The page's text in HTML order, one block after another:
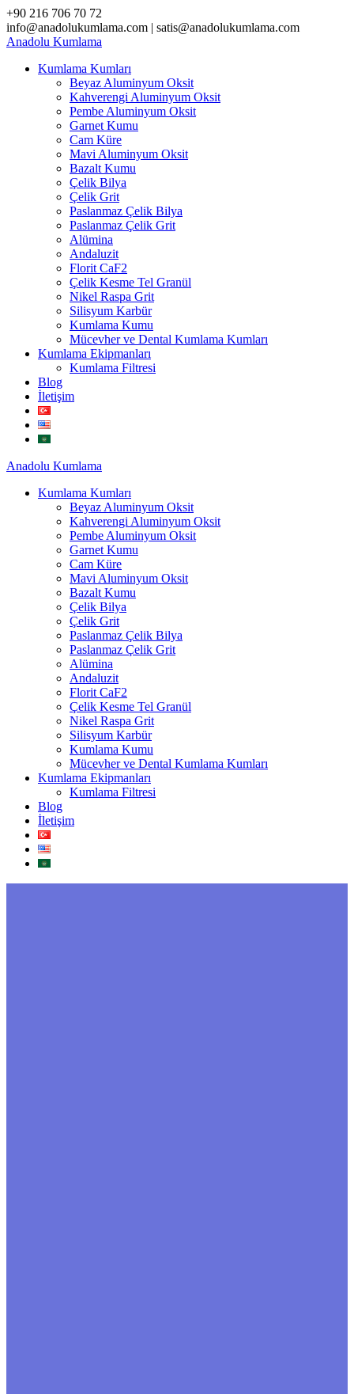
Skip
to
content
+90 216 706 70 72
info@anadolukumlama.com | satis@anadolukumlama.com
Anadolu Kumlama
Kumlama Kumları
Beyaz Aluminyum Oksit
Kahverengi Aluminyum Oksit
Pembe Aluminyum Oksit
Garnet Kumu
Cam Küre
Mavi Aluminyum Oksit
Bazalt Kumu
Çelik Bilya
Çelik Grit
Paslanmaz Çelik Bilya
Paslanmaz Çelik Grit
Alümina
Andaluzit
Florit CaF2
Çelik Kesme Tel Granül
Nikel Raspa Grit
Silisyum Karbür
Kumlama Kumu
Mücevher ve Dental Kumlama Kumları
Kumlama Ekipmanları
Kumlama Filtresi
Blog
İletişim
Anadolu Kumlama
Kumlama Kumları
Beyaz Aluminyum Oksit
Kahverengi Aluminyum Oksit
Pembe Aluminyum Oksit
Garnet Kumu
Cam Küre
Mavi Aluminyum Oksit
Bazalt Kumu
Çelik Bilya
Çelik Grit
Paslanmaz Çelik Bilya
Paslanmaz Çelik Grit
Alümina
Andaluzit
Florit CaF2
Çelik Kesme Tel Granül
Nikel Raspa Grit
Silisyum Karbür
Kumlama Kumu
Mücevher ve Dental Kumlama Kumları
Kumlama Ekipmanları
Kumlama Filtresi
Blog
İletişim